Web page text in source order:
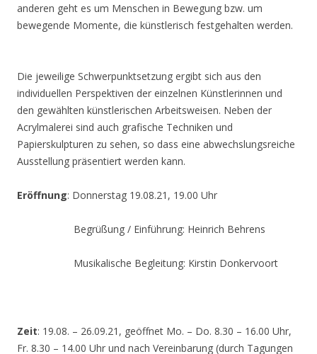
anderen geht es um Menschen in Bewegung bzw. um
bewegende Momente, die künstlerisch festgehalten werden.
Die jeweilige Schwerpunktsetzung ergibt sich aus den
individuellen Perspektiven der einzelnen Künstlerinnen und
den gewählten künstlerischen Arbeitsweisen. Neben der
Acrylmalerei sind auch grafische Techniken und
Papierskulpturen zu sehen, so dass eine abwechslungsreiche
Ausstellung präsentiert werden kann.
Eröffnung: Donnerstag 19.08.21, 19.00 Uhr
Begrüßung / Einführung: Heinrich Behrens
Musikalische Begleitung: Kirstin Donkervoort
Zeit: 19.08. – 26.09.21, geöffnet Mo. – Do. 8.30 – 16.00 Uhr,
Fr. 8.30 – 14.00 Uhr und nach Vereinbarung (durch Tagungen